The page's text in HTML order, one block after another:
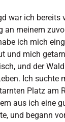
war ich bereits
an meinem
ich mich
und mich
und der
Ich suchte
Platz am
aus ich eine
und begann